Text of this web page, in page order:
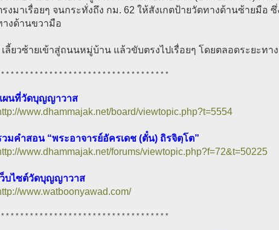
รงมาเรื่อยๆ จนกระทั่งถึง กม. 62 ให้สังเกตป้ายวัดทางด้านซ้ายมือ
างด้านขวามือ
เลี้ยวซ้ายเข้าสู่ถนนหมู่บ้าน แล้วขับตรงไปเรื่อยๆ โดยตลอดระยะท
* * * * * * * * * * * * * * * * * * * * * * * * * * * * * * * * * * *
ผนที่วัดบุญญาวาส
www.dhammajak.net/board/viewtopic.php?t=5554
วมคำสอน “พระอาจารย์อัครเดช (ตั๋น) ถิรจิตฺโต”
www.dhammajak.net/forums/viewtopic.php?f=72&t=50225
ว็บไซต์วัดบุญญาวาส
www.watboonyawad.com/
* * * * * * * * * * * * * * * * * * * * * * * * * * * * * * * * * * *